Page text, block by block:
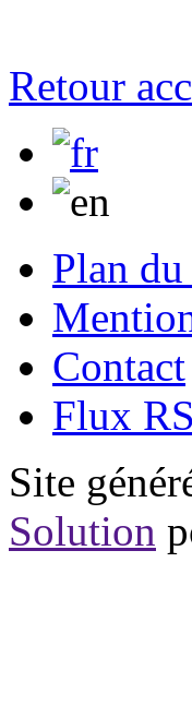
Retour
Plan
Contact
Flux
Site
Solution